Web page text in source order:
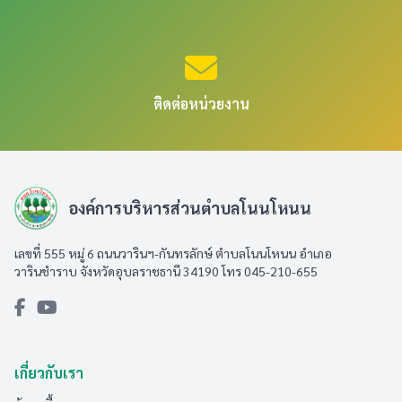
ติดต่อหน่วยงาน
องค์การบริหารส่วนตำบลโนนโหนน
เลขที่ 555 หมู่ 6 ถนนวารินฯ-กันทรลักษ์ ตำบลโนนโหนน อำเภอ
วารินชำราบ จังหวัดอุบลราชธานี 34190 โทร 045-210-655
เกี่ยวกับเรา